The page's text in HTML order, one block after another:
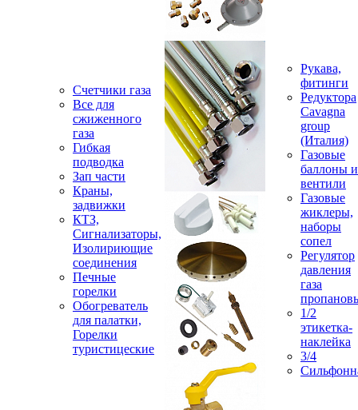
Счетчики газа
Все для
сжиженного
газа
Гибкая
подводка
Зап части
Краны,
задвижки
КТЗ,
Сигнализаторы,
Изолириющие
соединения
Печные
горелки
Обогреватель
для палатки,
Горелки
туристицеские
Рукава,
фитинги
Редуктора
Cavagna
group
(Италия)
Газовые
баллоны и
вентили
Газовые
жиклеры,
наборы
сопел
Регулятор
давления
газа
1/2
этикетка-
наклейка
3/4